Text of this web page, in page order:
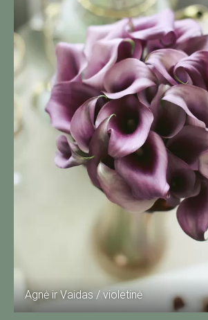
Agnė ir Vaidas / violetinė